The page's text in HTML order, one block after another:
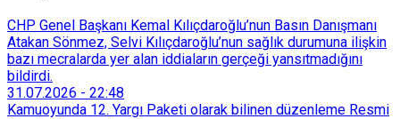
CHP Genel Başkanı Kemal Kılıçdaroğlu’nun Basın Danışmanı
Atakan Sönmez, Selvi Kılıçdaroğlu’nun sağlık durumuna ilişkin
bazı mecralarda yer alan iddiaların gerçeği yansıtmadığını
bildirdi.
31.07.2026 - 22:48
Kamuoyunda 12. Yargı Paketi olarak bilinen düzenleme Resmi